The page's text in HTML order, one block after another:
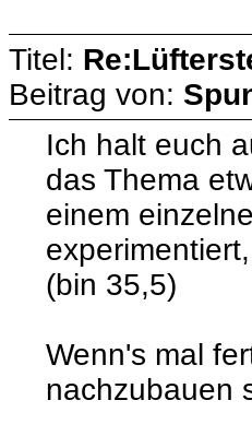
Titel:
Beitrag von:
Ich halt euch
das Thema
einem
(bin 35,5)
Wenn's mal
nachzubauen